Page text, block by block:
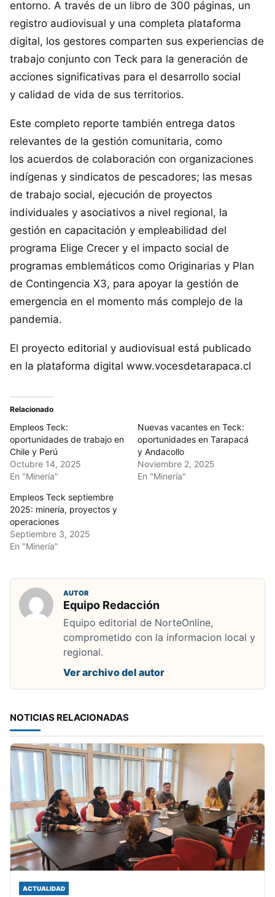
entorno. A través de un libro de 300 páginas, un
registro audiovisual y una completa plataforma
digital, los gestores comparten sus experiencias de
trabajo conjunto con Teck para la generación de
acciones significativas para el desarrollo social
y calidad de vida de sus territorios.
Este completo reporte también entrega datos
relevantes de la gestión comunitaria, como
los acuerdos de colaboración con organizaciones
indígenas y sindicatos de pescadores; las mesas
de trabajo social, ejecución de proyectos
individuales y asociativos a nivel regional, la
gestión en capacitación y empleabilidad del
programa Elige Crecer y el impacto social de
programas emblemáticos como Originarias y Plan
de Contingencia X3, para apoyar la gestión de
emergencia en el momento más complejo de la
pandemia.
El proyecto editorial y audiovisual está publicado
en la plataforma digital www.vocesdetarapaca.cl
Relacionado
Empleos Teck:
oportunidades de trabajo en
Chile y Perú
Octubre 14, 2025
En "Minería"
Nuevas vacantes en Teck:
oportunidades en Tarapacá
y Andacollo
Noviembre 2, 2025
En "Minería"
Empleos Teck septiembre
2025: minería, proyectos y
operaciones
Septiembre 3, 2025
En "Minería"
AUTOR
Equipo Redacción
Equipo editorial de NorteOnline,
comprometido con la informacion local y
regional.
Ver archivo del autor
NOTICIAS RELACIONADAS
ACTUALIDAD